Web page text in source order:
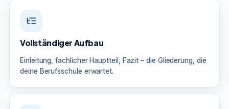
Vollständiger Aufbau
Einleitung, fachlicher Hauptteil, Fazit – die Gliederung, die
deine Berufsschule erwartet.